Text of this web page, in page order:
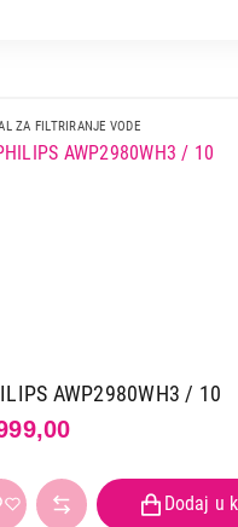
ZA FILTRIRANJE VODE
AWP2980WH3 / 10